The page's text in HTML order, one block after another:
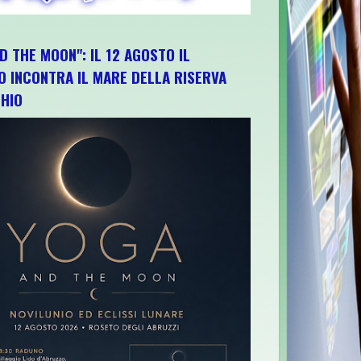
THE MOON": IL 12 AGOSTO IL
INCONTRA IL MARE DELLA RISERVA